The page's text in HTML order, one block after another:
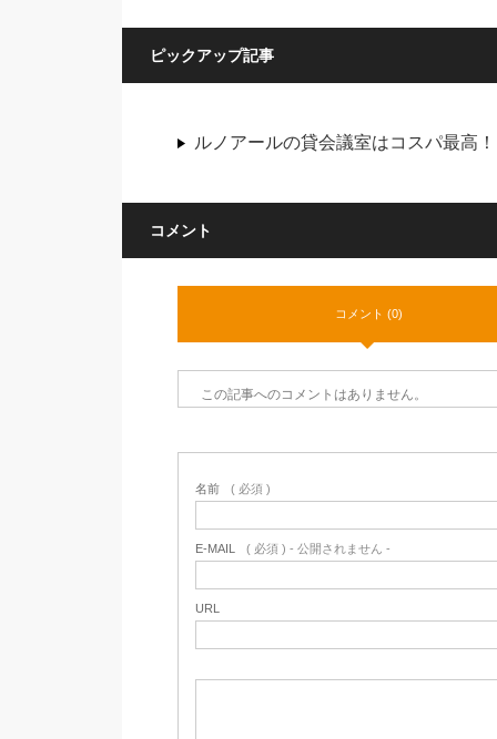
ピックアップ記事
ルノアールの貸会議室はコスパ最高！
コメント
コメント (0)
この記事へのコメントはありません。
名前 ( 必須 )
E-MAIL ( 必須 ) - 公開されません -
URL